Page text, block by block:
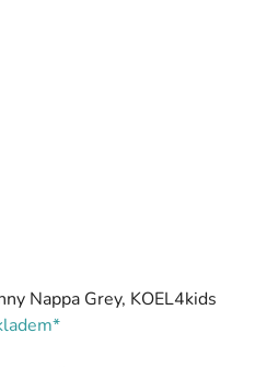
Nappa Grey, KOEL4kids